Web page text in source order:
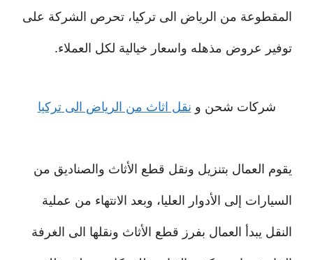
المقطوعة من الرياض الى تركيا، تحرص الشركة على
توفير عروض مذهله واسعار خيالية لكل العملاء.
شركات شحن و نقل اثاث من الرياض الى تركيا
يقوم العمال بتنزيل ونقل قطع الأثاث والصناديق من
السيارات إلى الأدوار العليا، وبعد الانتهاء من عملية
النقل يبدأ العمال بفرز قطع الأثاث ونقلها الى الغرفة